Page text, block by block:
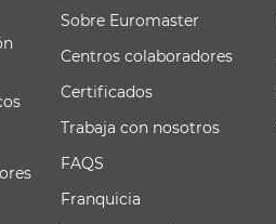
Sobre Euromaster
Centros colaboradores
Certificados
Trabaja con nosotros
FAQS
Franquicia